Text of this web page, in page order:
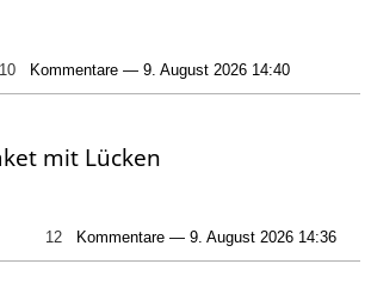
10 Kommentare — 9. August 2026 14:40
mit Lücken
12 Kommentare — 9. August 2026 14:36